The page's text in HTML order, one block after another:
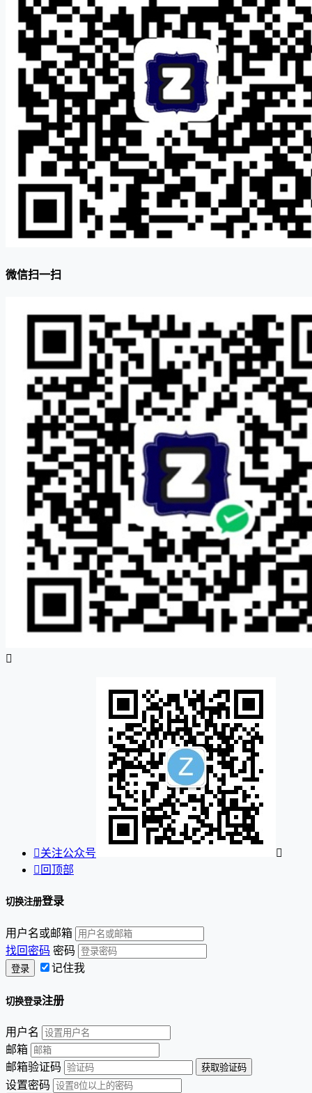
微信扫一扫

关注公众号

 回顶部
切换注册登录
用户名或邮箱
找回密码 密码
记住我
切换登录注册
用户名
邮箱
邮箱验证码
设置密码